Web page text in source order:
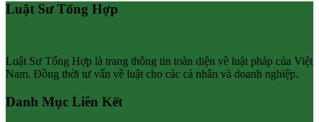
Luật Sư Tổng Hợp
Luật Sư Tổng Hợp là trang thông tin toàn diện về luật pháp của Việt
Nam. Đồng thời tư vấn về luật cho các cá nhân và doanh nghiệp.
Danh Mục Liên Kết